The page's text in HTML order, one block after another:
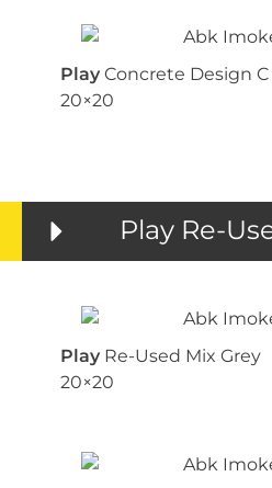
Play Concrete Design C
20×20
Play Re-
Play Re-Used Mix Grey
20×20